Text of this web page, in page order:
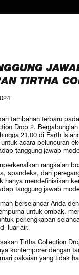
TIRTHA
tambahan terbaru
Drop 2.
21.00 di Earth
acara peluncuran
tanggung jawab
rangkaian
spandeks, dan
hanya mendefinisikan
tanggung jawab
berselancar Anda
untuk ombak,
perlengkapan
luar air.
Tirtha Collection
kontemporer dengan
pakaian yang tidak